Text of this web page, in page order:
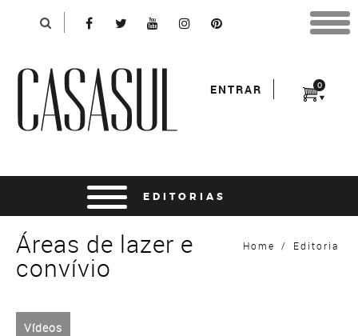
0
ENTRAR
Home / Editoria
Áreas de lazer e
convívio
Vídeos
*Para finalizar sua compra informe seu e-mail:
*Senha:
entrar usando o facebook